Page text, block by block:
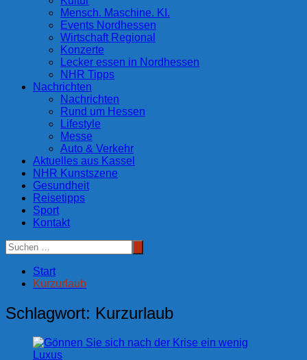
Mensch. Maschine. KI.
Events Nordhessen
Wirtschaft Regional
Konzerte
Lecker essen in Nordhessen
NHR Tipps
Nachrichten
Nachrichten
Rund um Hessen
Lifestyle
Messe
Auto & Verkehr
Aktuelles aus Kassel
NHR Kunstszene
Gesundheit
Reisetipps
Sport
Kontakt
Start
Kurzurlaub
Schlagwort: Kurzurlaub